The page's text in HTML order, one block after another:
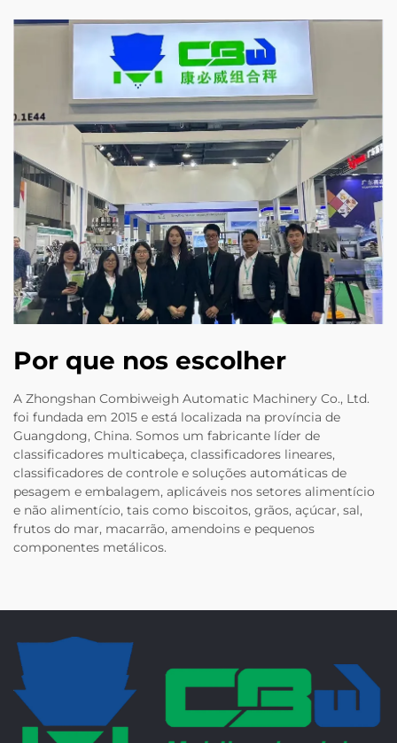
Por que nos escolher
A Zhongshan Combiweigh Automatic Machinery Co., Ltd.
foi fundada em 2015 e está localizada na província de
Guangdong, China. Somos um fabricante líder de
classificadores multicabeça, classificadores lineares,
classificadores de controle e soluções automáticas de
pesagem e embalagem, aplicáveis nos setores alimentício
e não alimentício, tais como biscoitos, grãos, açúcar, sal,
frutos do mar, macarrão, amendoins e pequenos
componentes metálicos.